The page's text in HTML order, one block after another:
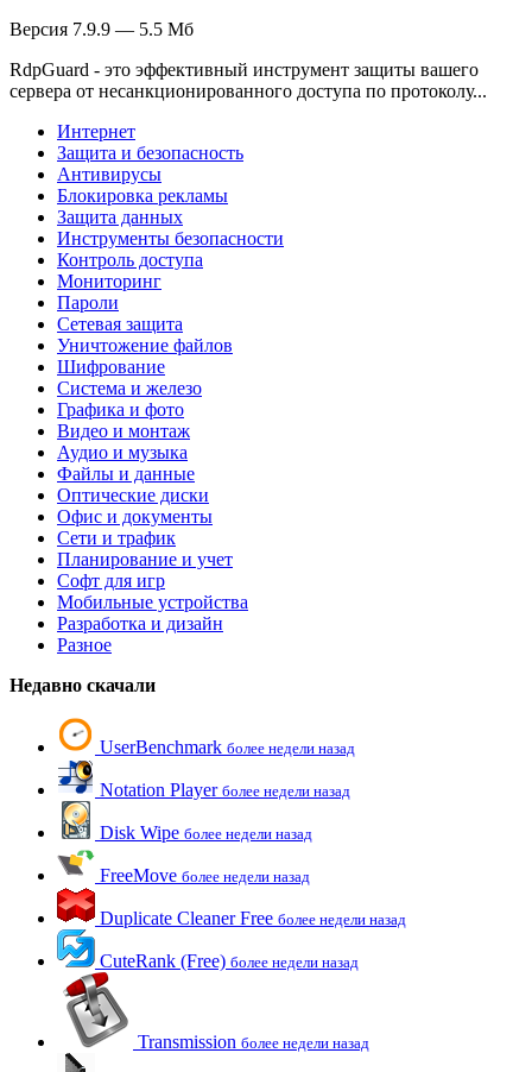
Версия 7.9.9 — 5.5 Мб
RdpGuard - это эффективный инструмент защиты вашего
сервера от несанкционированного доступа по протоколу...
Интернет
Защита и безопасность
Антивирусы
Блокировка рекламы
Защита данных
Инструменты безопасности
Контроль доступа
Мониторинг
Пароли
Сетевая защита
Уничтожение файлов
Шифрование
Система и железо
Графика и фото
Видео и монтаж
Аудио и музыка
Файлы и данные
Оптические диски
Офис и документы
Сети и трафик
Планирование и учет
Софт для игр
Мобильные устройства
Разработка и дизайн
Разное
Недавно скачали
UserBenchmark более недели назад
Notation Player более недели назад
Disk Wipe более недели назад
FreeMove более недели назад
Duplicate Cleaner Free более недели назад
CuteRank (Free) более недели назад
Transmission более недели назад